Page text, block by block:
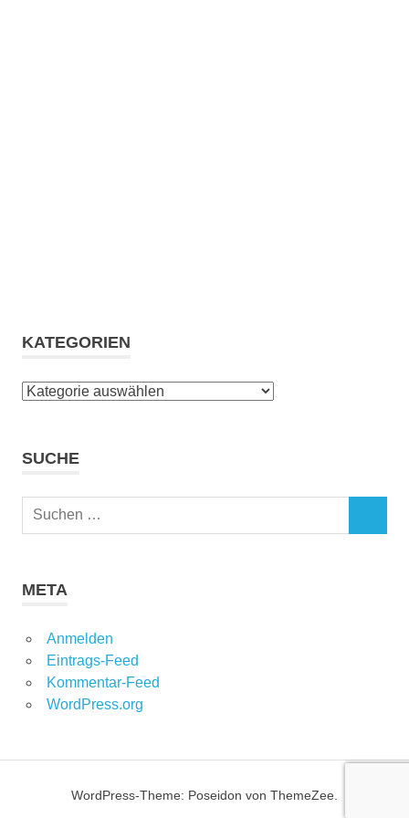
KATEGORIEN
Kategorien
SUCHE
Suchen
META
Anmelden
Eintrags-Feed
Kommentar-Feed
WordPress.org
WordPress-Theme: Poseidon von ThemeZee.